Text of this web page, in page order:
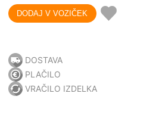
DOSTAVA
PLAČILO
VRAČILO IZDELKA